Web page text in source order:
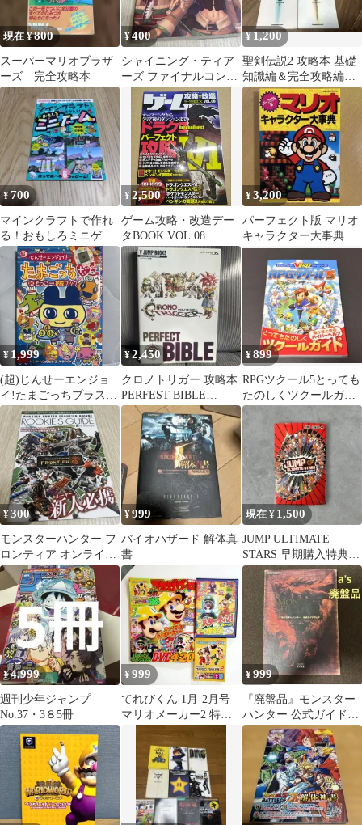
現在 ¥800
スーパーマリオブラザ
ーズ 完全攻略本
¥400
シャイニング・ティア
ーズ ファイナルコンプ
リートガイド 攻略本
¥1,200
聖剣伝説2 攻略本 基礎
知識編＆完全攻略編 3
冊セット 初版 中古
¥700
マインクラフトで作れ
る！おもしろミニゲー
ム 攻略本
¥2,500
ゲーム攻略・改造デー
タBOOK VOL.08
¥3,200
パーフェクト版 マリオ
キャラクター大事典
本
¥ 1,999
(超)じんせーエンジョ
イ!たまごっちプラス
(秘)そっこ→育成ブッ
ク 平成レトロ
¥2,450
クロノトリガー 攻略本
PERFEST BIBLE
CHRONO TRIGGER
¥899
RPGツクール5とっても
たのしくツクールガイ
ド プレイステーション
2版
¥300
モンスターハンター フ
ロンティア オンライン
ルーキーガイド 攻略
本
¥999
バイオハザード 解体真
書
現在 ¥ 1,500
JUMP ULTIMATE
STARS 早期購入特典
非売品
¥4,999
週刊少年ジャンプ
No.37・3８5冊
¥999
てれびくん 1月-2月号
マリオメーカー2 特集
ブック付
¥999
『廃盤品』モンスター
ハンター 公式ガイドブ
ック Monster Hunter